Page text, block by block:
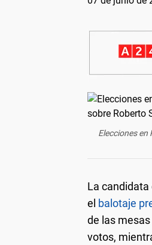
Elecciones
La candidata
el balotaje
de las
votos,